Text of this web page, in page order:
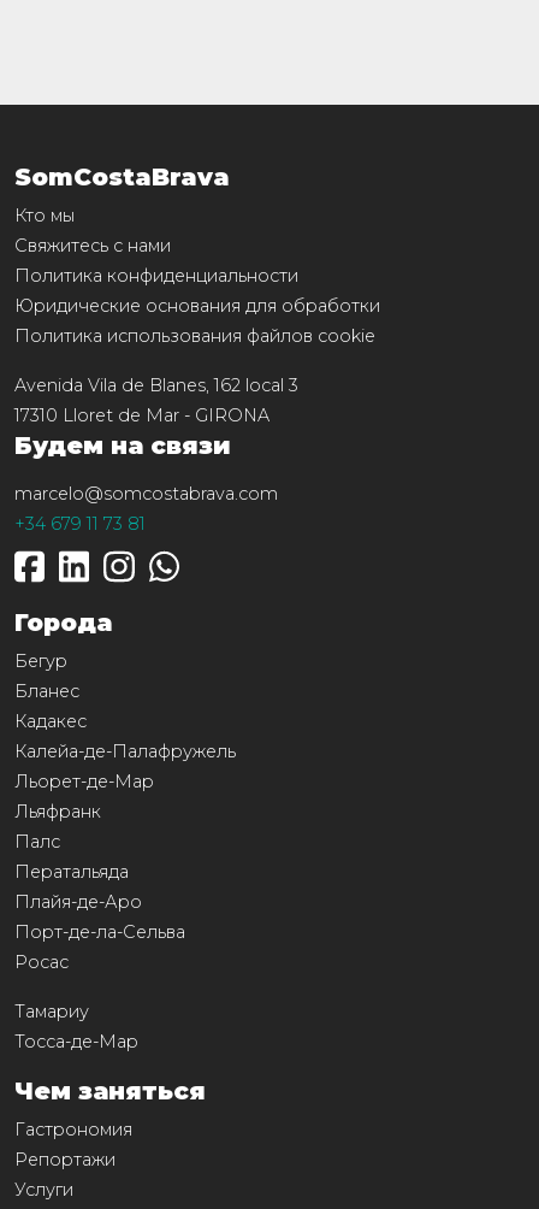
SomCostaBrava
Кто мы
Свяжитесь с нами
Политика конфиденциальности
Юридические основания для обработки
Политика использования файлов cookie
Avenida Vila de Blanes, 162 local 3
17310 Lloret de Mar - GIRONA
Будем на связи
marcelo@somcostabrava.com
+34 679 11 73 81
Города
Бегур
Бланес
Кадакес
Калейа-де-Палафружель
Льорет-де-Мар
Льяфранк
Палс
Ператальяда
Плайя-де-Аро
Порт-де-ла-Сельва
Росас
Тамариу
Тосса-де-Мар
Чем заняться
Гастрономия
Репортажи
Услуги